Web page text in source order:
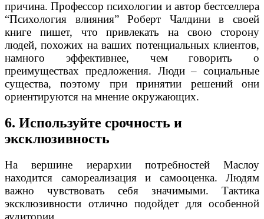
причина. Профессор психологии и автор бестселлера
“Психология влияния” Роберт Чалдини в своей
книге пишет, что привлекать на свою сторону
людей, похожих на ваших потенциальных клиентов,
намного эффективнее, чем говорить о
преимуществах предложения. Люди – социальные
существа, поэтому при принятии решений они
ориентируются на мнение окружающих.
6. Используйте срочность и
эксклюзивность
На вершине иерархии потребностей Маслоу
находится самореализация и самооценка. Людям
важно чувствовать себя значимыми. Тактика
эксклюзивности отлично подойдет для особенной
аудитории.